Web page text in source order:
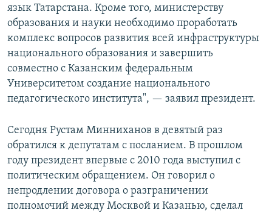
язык Татарстана. Кроме того, министерству
образования и науки необходимо проработать
комплекс вопросов развития всей инфраструктуры
национального образования и завершить
совместно с Казанским федеральным
Университетом создание национального
педагогического института", — заявил президент.
Сегодня Рустам Минниханов в девятый раз
обратился к депутатам с посланием. В прошлом
году президент впервые с 2010 года выступил с
политическим обращением. Он говорил о
непродлении договора о разграничении
полномочий между Москвой и Казанью, сделал